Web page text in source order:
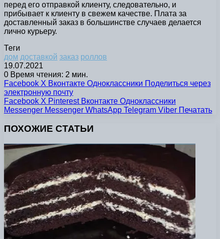
перед его отправкой клиенту, следовательно, и
прибывает к клиенту в свежем качестве. Плата за
доставленный заказ в большинстве случаев делается
лично курьеру.
Теги
дом доставкой заказ роллов
19.07.2021
0 Время чтения: 2 мин.
Facebook X Вконтакте Одноклассники Поделиться через
электронную почту
Facebook X Pinterest Вконтакте Одноклассники
Messenger Messenger WhatsApp Telegram Viber Печатать
ПОХОЖИЕ СТАТЬИ